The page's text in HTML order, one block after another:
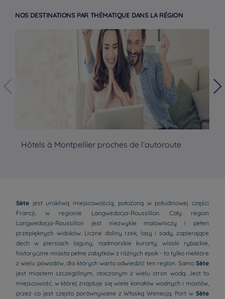
NOS DESTINATIONS PAR THÉMATIQUE DANS LA RÉGION
Hôtels à Montpellier proches de l’autoroute
Sète jest urokliwą miejscowością, położoną w południowej części
Francji, w regionie Langwedocja-Roussillon. Cały region
Langwedocja-Roussillon jest niezwykle malowniczy i pełen
przepięknych widoków. Liczne doliny rzek, lasy i sady, zapierające
dech w piersiach laguny, nadmorskie kurorty, wioski rybackie,
historyczne miasta pełne zabytków z różnych epok - to tylko niektóre
z wielu powodów, dla których warto odwiedzić ten region. Samo Sète
jest miastem szczególnym, otoczonym z wielu stron wodą. Jest to
miejscowość, w której znajduje się wiele kanałów wodnych i mostów,
przez co jest często porównywane z Włoską Wenecją. Port w Sète